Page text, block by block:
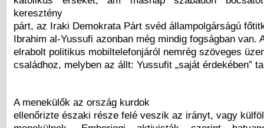
keresztény
párt, az Iraki Demokrata Párt svéd állampolgárságú
Ibrahim al-Yussufi azonban még mindig fogságban van.
elrabolt politikus mobiltelefonjáról nemrég szöveges
családhoz, melyben az állt: Yussufit „saját érdekében”
A menekülők az ország kurdok
ellenőrizte északi része felé veszik az irányt, vagy